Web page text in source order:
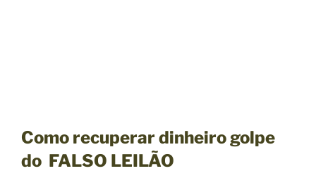
Como recuperar dinheiro golpe
do FALSO LEILÃO